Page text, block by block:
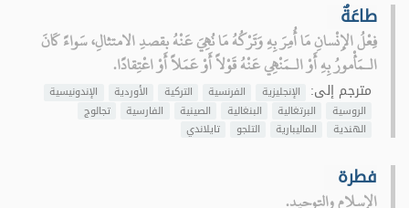
طاعَةٌ
فِعْلُ الإِنْسانِ مَا أُمِرَ بِهِ وَتَرْكُهُ مَا نُهِيَ عَنْهُ بقصدِ الامتثالِ، سَواءً كَانَ
الـمَأْمورُ بِهِ أَوْ الـمَنْهِي عَنْهُ قَوْلاً أَوْ عَمَلاً أَوْ اعْتِقادًا.
مترجم إلى: الإنجليزية الفرنسية التركية الأوردية
الإندونيسية
الروسية
البرتغالية البنغالية الصينية الفارسية
تجالوج
الهندية
الماليبارية التلجو تايلاندي
فطرة
الإسلام والتوحيد.